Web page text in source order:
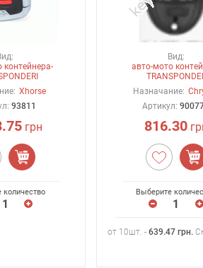
контейнера-
Xhorse
93811
грн
количество
Вид:
авто-мото
Назначание:
Артикул:
816.30
Выберите
от 10шт. - 639.47грн.